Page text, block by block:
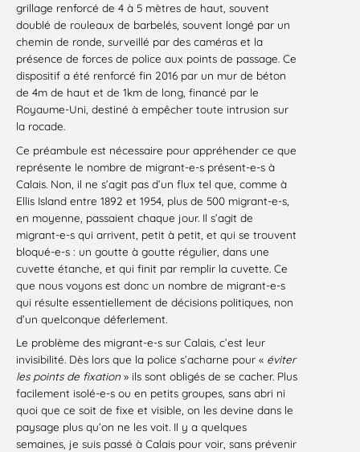
grillage renforcé de 4 à 5 mètres de haut, souvent
doublé de rouleaux de barbelés, souvent longé par un
chemin de ronde, surveillé par des caméras et la
présence de forces de police aux points de passage. Ce
dispositif a été renforcé fin 2016 par un mur de béton
de 4m de haut et de 1km de long, financé par le
Royaume-Uni, destiné à empêcher toute intrusion sur
la rocade.
Ce préambule est nécessaire pour appréhender ce que
représente le nombre de migrant-e-s présent-e-s à
Calais. Non, il ne s’agit pas d’un flux tel que, comme à
Ellis Island entre 1892 et 1954, plus de 500 migrant-e-s,
en moyenne, passaient chaque jour. Il s’agit de
migrant-e-s qui arrivent, petit à petit, et qui se trouvent
bloqué-e-s : un goutte à goutte régulier, dans une
cuvette étanche, et qui finit par remplir la cuvette. Ce
que nous voyons est donc un nombre de migrant-e-s
qui résulte essentiellement de décisions politiques, non
d’un quelconque déferlement.
Le problème des migrant-e-s sur Calais, c’est leur
invisibilité. Dès lors que la police s’acharne pour « éviter
les points de fixation » ils sont obligés de se cacher. Plus
facilement isolé-e-s ou en petits groupes, sans abri ni
quoi que ce soit de fixe et visible, on les devine dans le
paysage plus qu’on ne les voit. Il y a quelques
semaines, je suis passé à Calais pour voir, sans prévenir